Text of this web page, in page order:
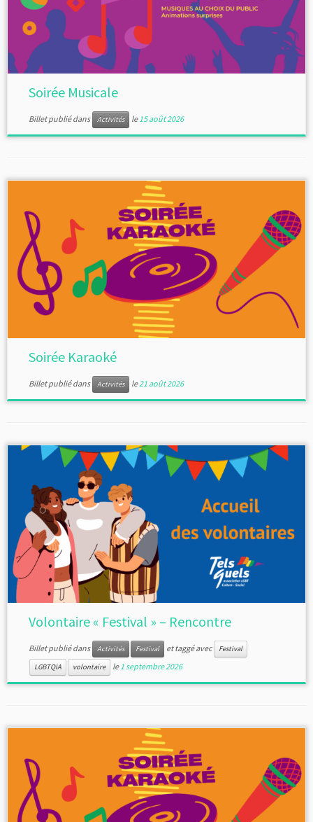
Soirée Musicale
Billet publié dans Activités le 15 août 2026
Soirée Karaoké
Billet publié dans Activités le21 août 2026
Volontaire « Festival » – Rencontre
Billet publié dans Activités Festival et taggé avec
Festival
LGBTQIA
volontaire le 1 septembre 2026